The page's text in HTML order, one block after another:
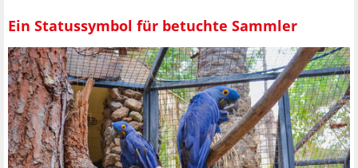
Ein Statussymbol für betuchte Sammler